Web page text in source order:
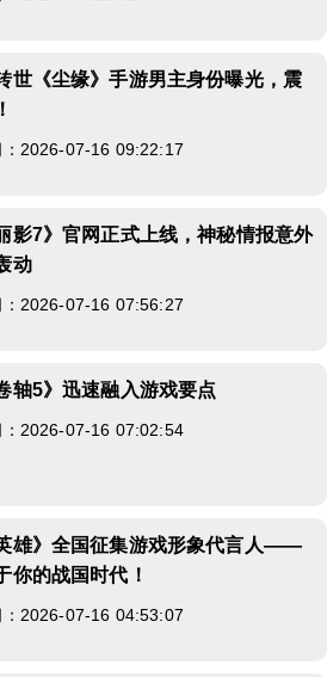
世《尘缘》手游男主身份曝光，震
：2026-07-16 09:22:17
影7》官网正式上线，神秘情报意外
动
：2026-07-16 07:56:27
轴5》迅速融入游戏要点
：2026-07-16 07:02:54
英雄》全国征集游戏形象代言人——
你的战国时代！
：2026-07-16 04:53:07